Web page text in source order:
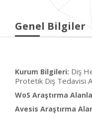
Genel Bilgiler
Kurum Bilgileri: Diş
Protetik Diş Tedavisi
WoS Araştırma
Avesis Araştırma